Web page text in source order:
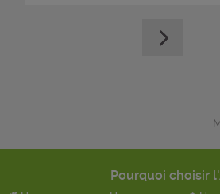
Pourquoi choisir